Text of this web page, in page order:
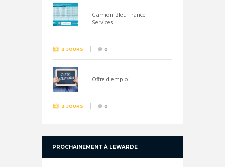
Camion Bleu France
Services
2 JOURS 0
Offre d'emploi
2 JOURS 0
PROCHAINEMENT À LEWARDE